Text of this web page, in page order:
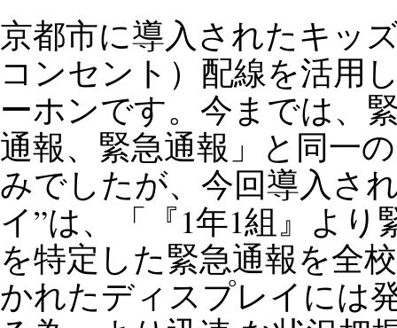
京都市に導入されたキッ
コンセント）配線を活用
ーホンです。今までは、
通報、緊急通報」と同一
みでしたが、今回導入さ
イ”は、「『1年1組』よ
を特定した緊急通報を全
かれたディスプレイには